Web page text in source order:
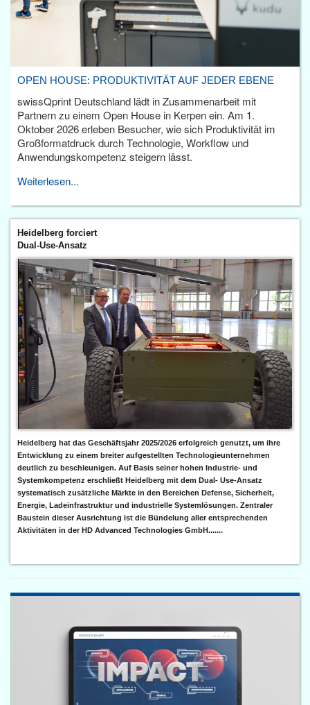
OPEN HOUSE: PRODUKTIVITÄT AUF JEDER EBENE
swissQprint Deutschland lädt in Zusammenarbeit mit
Partnern zu einem Open House in Kerpen ein. Am 1.
Oktober 2026 erleben Besucher, wie sich Produktivität im
Großformatdruck durch Technologie, Workflow und
Anwendungskompetenz steigern lässt.
Weiterlesen...
Heidelberg forciert
Dual-Use-Ansatz
Heidelberg hat das Geschäftsjahr 2025/2026 erfolgreich genutzt, um ihre
Entwicklung zu einem breiter aufgestellten Technologieunternehmen
deutlich zu beschleunigen. Auf Basis seiner hohen Industrie- und
Systemkompetenz erschließt Heidelberg mit dem Dual- Use-Ansatz
systematisch zusätzliche Märkte in den Bereichen Defense, Sicherheit,
Energie, Ladeinfrastruktur und industrielle Systemlösungen. Zentraler
Baustein dieser Ausrichtung ist die Bündelung aller entsprechenden
Aktivitäten in der HD Advanced Technologies GmbH.......